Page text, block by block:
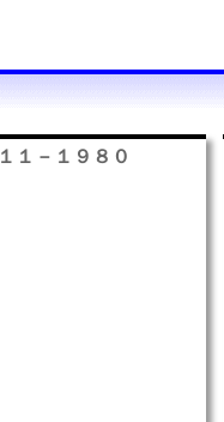
１－１９８０